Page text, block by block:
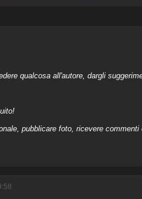
qualcosa all'autore, dargli
pubblicare foto, ricevere